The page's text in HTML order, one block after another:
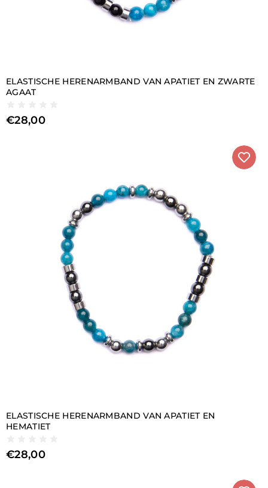
ELASTISCHE HERENARMBAND VAN APATIET EN ZWARTE
AGAAT
€28,00
ELASTISCHE HERENARMBAND VAN APATIET EN
HEMATIET
€28,00